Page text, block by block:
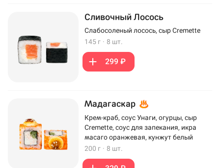
Сливочный Лосось
Слабосоленый лосось, сыр Cremette
145 г · 8 шт.
299 ₽
Мадагаскар
Крем-краб, соус Унаги, огурцы, сыр
Cremette, соус для запекания, икра
масаго оранжевая, кунжут белый
200 г · 8 шт.